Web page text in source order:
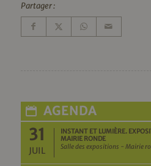
Partager :
AGENDA
31
JUIL
INSTANT ET LUMIÈRE.
MAIRIE RONDE
Salle des expositions - Mairie